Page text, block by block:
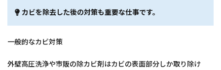
カビを除去した後の対策も重要な仕事です。
一般的なカビ対策
外壁高圧洗浄や市販の除カビ剤はカビの表面部分しか取り除け